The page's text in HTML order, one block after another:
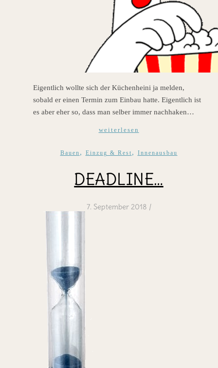
Eigentlich wollte sich der Küchenheini ja melden,
sobald er einen Termin zum Einbau hatte. Eigentlich ist
es aber eher so, dass man selber immer nachhaken…
weiterlesen
Bauen , Einzug & Rest , Innenausbau
DEADLINE…
7. September 2018 /